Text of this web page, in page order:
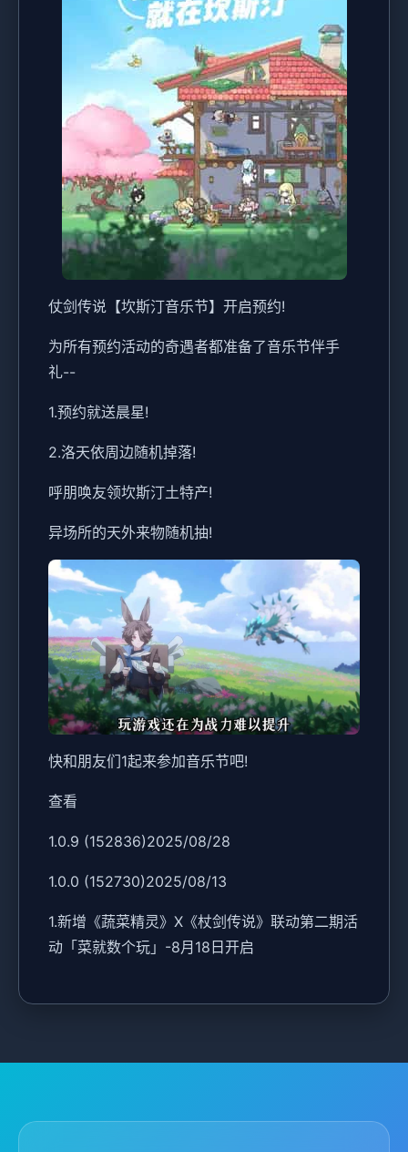
仗剑传说【坎斯汀音乐节】开启预约!
为所有预约活动的奇遇者都准备了音乐节伴手
礼--
1.预约就送晨星!
2.洛天依周边随机掉落!
呼朋唤友领坎斯汀土特产!
异场所的天外来物随机抽!
快和朋友们1起来参加音乐节吧!
查看
1.0.9 (152836)2025/08/28
1.0.0 (152730)2025/08/13
1.新增《蔬菜精灵》X《杖剑传说》联动第二期活
动「菜就数个玩」-8月18日开启